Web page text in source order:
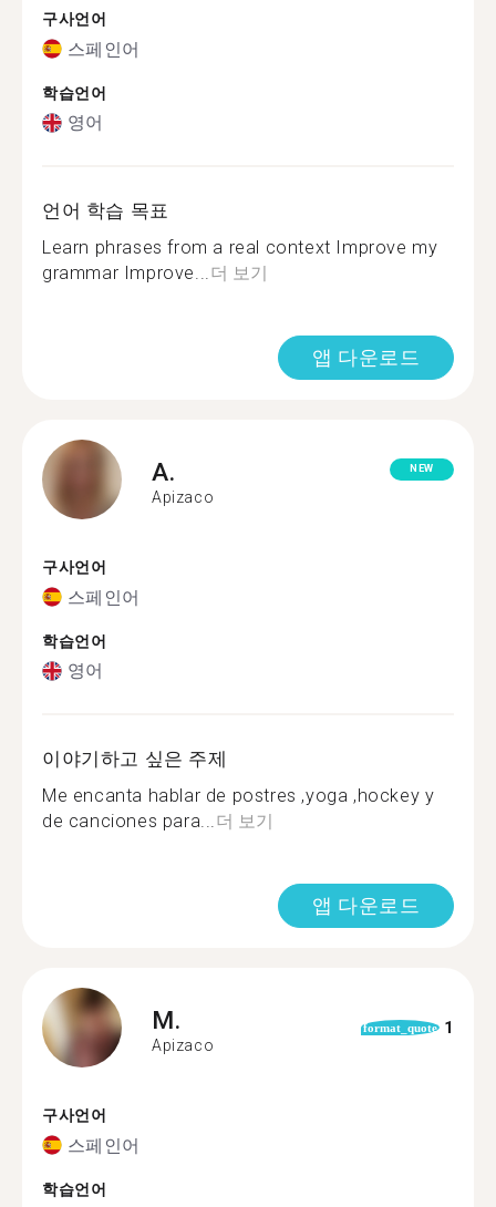
구사언어
스페인어
학습언어
영어
언어 학습 목표
Learn phrases from a real context Improve my
grammar Improve...더 보기
앱 다운로드
A.
Apizaco
NEW
구사언어
스페인어
학습언어
영어
이야기하고 싶은 주제
Me encanta hablar de postres ,yoga ,hockey y
de canciones para...더 보기
앱 다운로드
M.
Apizaco
format_quote 1
구사언어
스페인어
학습언어